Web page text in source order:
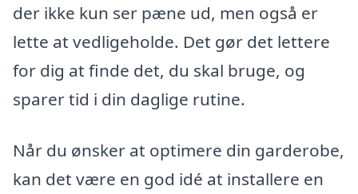
der ikke kun ser pæne ud, men også er
lette at vedligeholde. Det gør det lettere
for dig at finde det, du skal bruge, og
sparer tid i din daglige rutine.
Når du ønsker at optimere din garderobe,
kan det være en god idé at installere en